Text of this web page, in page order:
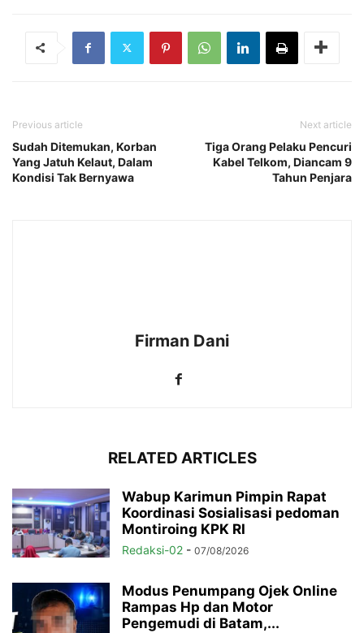
Previous article
Sudah Ditemukan, Korban
Yang Jatuh Kelaut, Dalam
Kondisi Tak Bernyawa
Next article
Tiga Orang Pelaku Pencuri
Kabel Telkom, Diancam 9
Tahun Penjara
Firman Dani
RELATED ARTICLES
Wabup Karimun Pimpin Rapat
Koordinasi Sosialisasi pedoman
Montiroing KPK RI
Redaksi-02 - 07/08/2026
Modus Penumpang Ojek Online
Rampas Hp dan Motor
Pengemudi di Batam,...